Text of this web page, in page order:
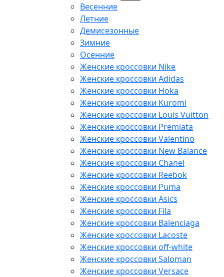
Весенние
Летние
Демисезонные
Зимние
Осенние
Женские кроссовки Nike
Женские кроссовки Adidas
Женские кроссовки Hoka
Женские кроссовки Kuromi
Женские кроссовки Louis Vuitton
Женские кроссовки Premiata
Женские кроссовки Valentino
Женские кроссовки New Balance
Женские кроссовки Chanel
Женские кроссовки Reebok
Женские кроссовки Puma
Женские кроссовки Asics
Женские кроссовки Fila
Женские кроссовки Balenciaga
Женские кроссовки Lacoste
Женские кроссовки off-white
Женские кроссовки Saloman
Женские кроссовки Versace